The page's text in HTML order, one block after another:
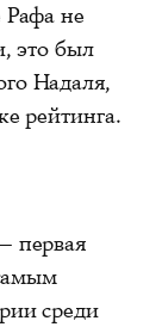
не
это был
Надаля,
рейтинга.
первая
среди